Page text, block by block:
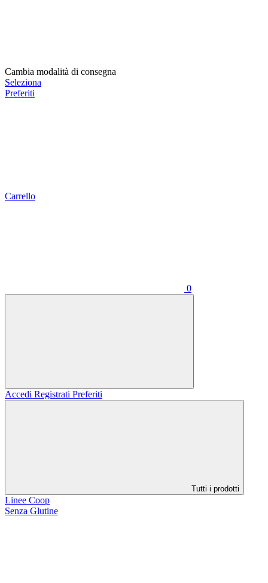
Cambia modalità di consegna
Seleziona
Preferiti
Carrello
0
Accedi Registrati Preferiti
Tutti i prodotti
Linee Coop
Senza Glutine